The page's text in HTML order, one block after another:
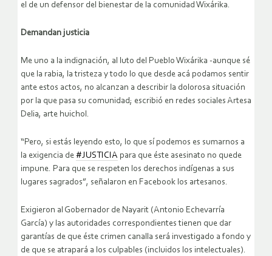
el de un defensor del bienestar de la comunidad Wixárika.
Demandan justicia
Me uno a la indignación, al luto del Pueblo Wixárika -aunque sé
que la rabia, la tristeza y todo lo que desde acá podamos sentir
ante estos actos, no alcanzan a describir la dolorosa situación
por la que pasa su comunidad; escribió en redes sociales Artesa
Delia, arte huichol.
“Pero, si estás leyendo esto, lo que sí podemos es sumarnos a
la exigencia de #JUSTICIA para que éste asesinato no quede
impune. Para que se respeten los derechos indígenas a sus
lugares sagrados”, señalaron en Facebook los artesanos.
Exigieron al Gobernador de Nayarit (Antonio Echevarría
García) y las autoridades correspondientes tienen que dar
garantías de que éste crimen canalla será investigado a fondo y
de que se atrapará a los culpables (incluidos los intelectuales).